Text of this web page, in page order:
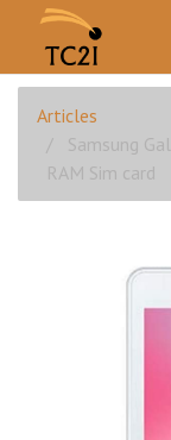
Articles
Samsung
RAM Sim card